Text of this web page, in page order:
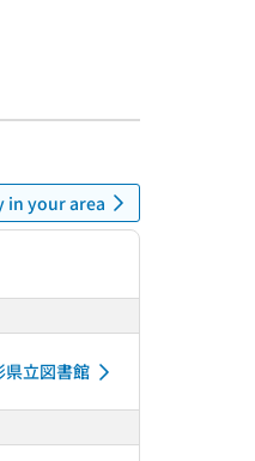
in your area
県立図書館